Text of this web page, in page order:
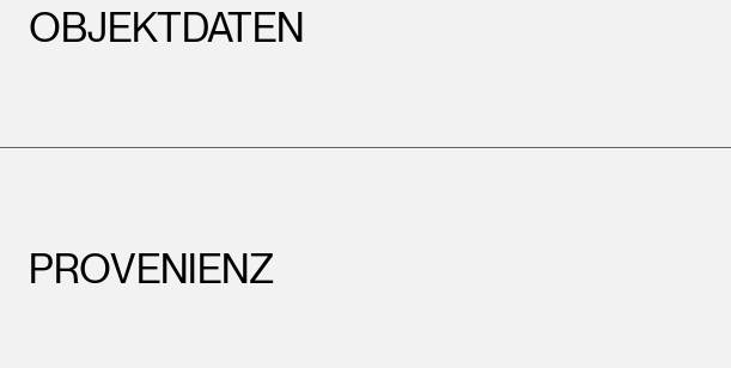
OBJEKTDATEN
PROVENIENZ